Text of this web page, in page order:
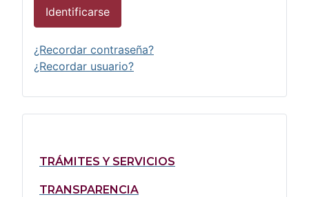
Identificarse
¿Recordar contraseña?
¿Recordar usuario?
TRÁMITES Y SERVICIOS
TRANSPARENCIA